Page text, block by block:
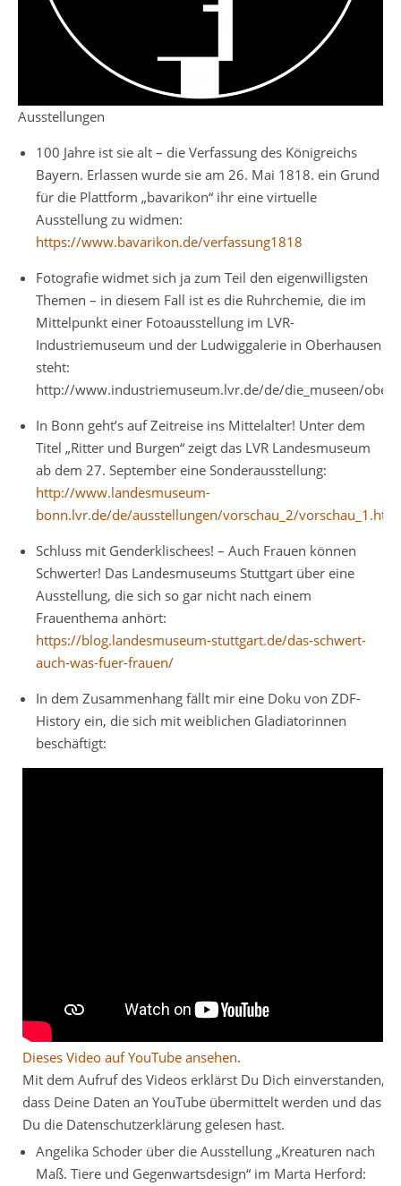
Ausstellungen
100 Jahre ist sie alt – die Verfassung des Königreichs
Bayern. Erlassen wurde sie am 26. Mai 1818. ein Grund
für die Plattform „bavarikon“ ihr eine virtuelle
Ausstellung zu widmen:
https://www.bavarikon.de/verfassung1818
Fotografie widmet sich ja zum Teil den eigenwilligsten
Themen – in diesem Fall ist es die Ruhrchemie, die im
Mittelpunkt einer Fotoausstellung im LVR-
Industriemuseum und der Ludwiggalerie in Oberhausen
steht:
http://www.industriemuseum.lvr.de/de/die_museen/
In Bonn geht’s auf Zeitreise ins Mittelalter! Unter dem
Titel „Ritter und Burgen“ zeigt das LVR Landesmuseum
ab dem 27. September eine Sonderausstellung:
http://www.landesmuseum-
bonn.lvr.de/de/ausstellungen/vorschau_2/
Schluss mit Genderklischees! – Auch Frauen können
Schwerter! Das Landesmuseums Stuttgart über eine
Ausstellung, die sich so gar nicht nach einem
Frauenthema anhört:
https://blog.landesmuseum-stuttgart.de/das-schwert-
auch-was-fuer-frauen/
In dem Zusammenhang fällt mir eine Doku von ZDF-
History ein, die sich mit weiblichen Gladiatorinnen
beschäftigt:
Dieses Video auf YouTube ansehen.
Mit dem Aufruf des Videos erklärst Du Dich einverstanden,
dass Deine Daten an YouTube übermittelt werden und das
Du die Datenschutzerklärung gelesen hast.
Angelika Schoder über die Ausstellung „Kreaturen nach
Maß. Tiere und Gegenwartsdesign“ im Marta Herford: